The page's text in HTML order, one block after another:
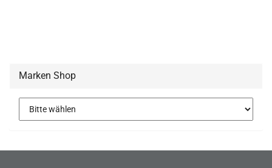
Marken Shop